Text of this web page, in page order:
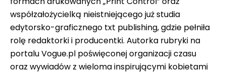
współzałożycielką nieistniejącego już studia
edytorsko-graficznego txt publishing, gdzie pełniła
rolę redaktorki i producentki. Autorka rubryki na
portalu Vogue.pl poświęconej organizacji czasu
oraz wywiadów z wieloma inspirującymi kobietami